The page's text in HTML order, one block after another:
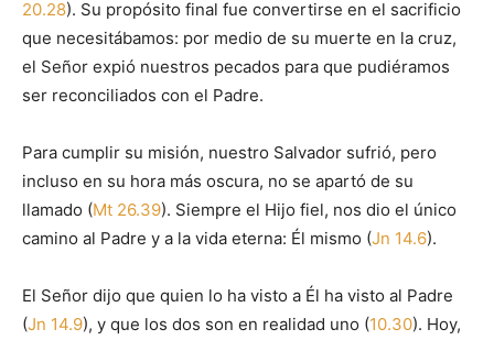
20.28). Su propósito final fue convertirse en el sacrificio
que necesitábamos: por medio de su muerte en la cruz,
el Señor expió nuestros pecados para que pudiéramos
ser reconciliados con el Padre.
Para cumplir su misión, nuestro Salvador sufrió, pero
incluso en su hora más oscura, no se apartó de su
llamado (Mt 26.39). Siempre el Hijo fiel, nos dio el único
camino al Padre y a la vida eterna: Él mismo (Jn 14.6).
El Señor dijo que quien lo ha visto a Él ha visto al Padre
(Jn 14.9), y que los dos son en realidad uno (10.30). Hoy,